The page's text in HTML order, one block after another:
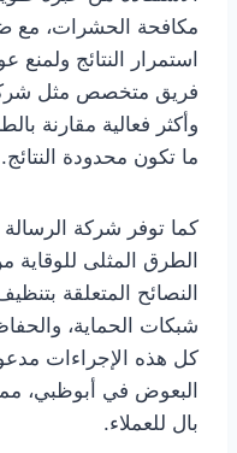
مكافحة الحشرات، مع
استمرار النتائج
فريق متخصص مثل
وأكثر فعالية مقارنة
ما تكون محدودة النتائج.
كما توفر شركة
الطرق المثلى
النصائح المتعلقة
شبكات الحماية،
كل هذه الإجراءات
البعوض في أبوظبي،
بال للعملاء.